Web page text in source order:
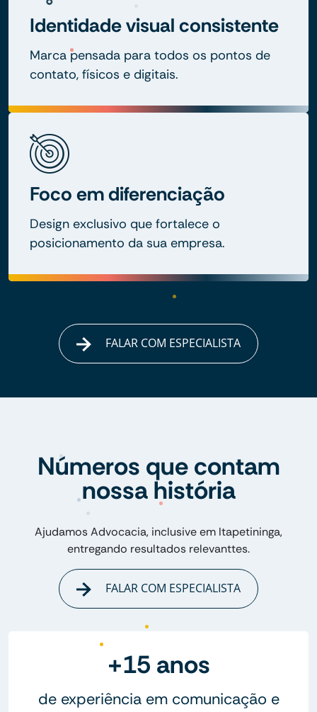
Identidade visual consistente
Marca pensada para todos os pontos de
contato, físicos e digitais.
Foco em diferenciação
Design exclusivo que fortalece o
posicionamento da sua empresa.
FALAR COM ESPECIALISTA
Números que contam
nossa história
Ajudamos Advocacia, inclusive em Itapetininga,
entregando resultados relevanttes.
FALAR COM ESPECIALISTA
+15 anos
de experiência em comunicação e